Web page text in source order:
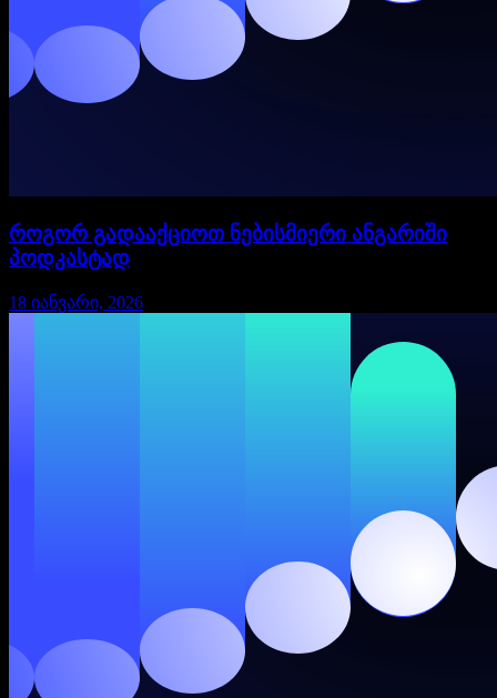
როგორ გადააქციოთ ნებისმიერი ანგარიში
პოდკასტად
18 იანვარი, 2026